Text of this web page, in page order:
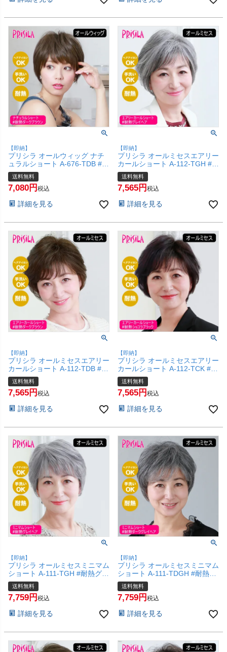
【即納】
プリシラ オールウィッグ ナチ
ュラルショート A-676-TDB #耐
熱ダークブラウン 【かつら 和
装 コスプレ 医療用 自然 おしゃ
れ かわいい 可愛い 小顔 簡単
配便送料無料】(6057739)
送料無料
7,080 税込
詳細を見る
【即納】
プリシラ オールミセスエアリー
カールショート A-112-TGH #
耐熱グレイヘア 【医療用 フル
ウィッグ かつら 和装 シニア 白
髪隠し 自然 簡単 お手軽 初心者
い】【宅配便送料無料】
送料無料
7,565 税込
詳細を見る
【即納】
プリシラ オールミセスエアリー
カールショート A-112-TDB #耐
熱ダークブラウン 【医療用 フ
ルウィッグ かつら 和装 シニア
白髪隠し 自然 簡単 お手軽 初心
い】【宅配便送料無料】
送料無料
7,565 税込
詳細を見る
【即納】
プリシラ オールミセスエアリー
カールショート A-112-TCK #耐
熱ショコラブラック 【医療用
フルウィッグ かつら 和装 シニ
ア 白髪隠し 自然 簡単 お手軽
けない】【宅配便送料無料】
送料無料
7,565 税込
詳細を見る
【即納】
プリシラ オールミセスミニマム
ショート A-111-TGH #耐熱グ
レイヘア 【医療用 フルウィッ
グ つむじ 人工スキン かつら 和
装 シニア 白髪隠し 自然 簡単
締め付けない】【宅配便送料無
送料無料
7,759 税込
詳細を見る
【即納】
プリシラ オールミセスミニマム
ショート A-111-TDGH #耐熱ダ
ークグレイヘア 【医療用 フル
ウィッグ つむじ 人工スキン か
つら 和装 シニア 白髪隠し 自然
使用 締め付けない】【宅配便送
送料無料
7,759 税込
詳細を見る